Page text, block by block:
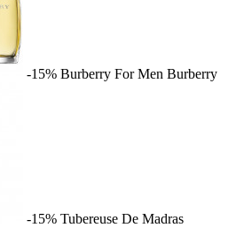
-15% Burberry For Men Burberry
-15% Tubereuse De Madras